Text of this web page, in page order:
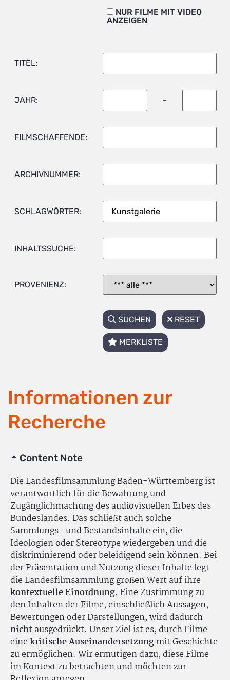
NUR FILME MIT VIDEO
ANZEIGEN
TITEL:
JAHR: -
FILMSCHAFFENDE:
ARCHIVNUMMER:
SCHLAGWÖRTER:
INHALTSSUCHE:
PROVENIENZ:
SUCHEN RESET
MERKLISTE
Informationen zur
Recherche
Content Note
Die Landesfilmsammlung Baden-Württemberg ist
verantwortlich für die Bewahrung und
Zugänglichmachung des audiovisuellen Erbes des
Bundeslandes. Das schließt auch solche
Sammlungs- und Bestandsinhalte ein, die
Ideologien oder Stereotype wiedergeben und die
diskriminierend oder beleidigend sein können. Bei
der Präsentation und Nutzung dieser Inhalte legt
die Landesfilmsammlung großen Wert auf ihre
kontextuelle Einordnung. Eine Zustimmung zu
den Inhalten der Filme, einschließlich Aussagen,
Bewertungen oder Darstellungen, wird dadurch
nichtausgedrückt. Unser Ziel ist es, durch Filme
einekritische Auseinandersetzungmit Geschichte
zu ermöglichen. Wir ermutigen dazu, diese Filme
im Kontext zu betrachten und möchten zur